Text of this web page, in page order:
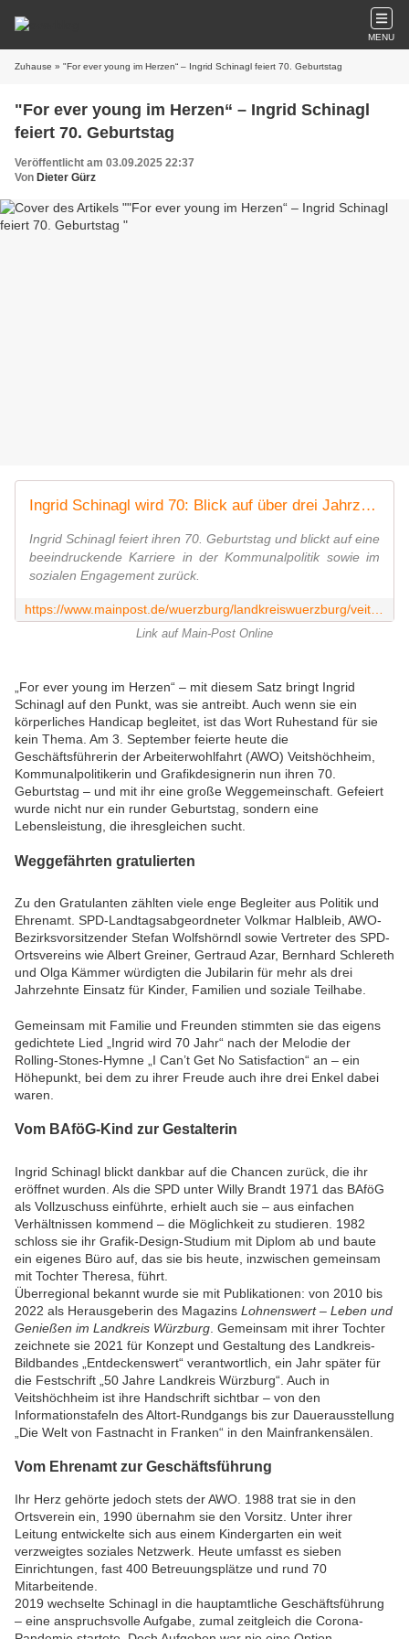
MENU
Zuhause » "For ever young im Herzen“ – Ingrid Schinagl feiert 70. Geburtstag
"For ever young im Herzen“ – Ingrid Schinagl
feiert 70. Geburtstag
Veröffentlicht am 03.09.2025 22:37
Von Dieter Gürz
Ingrid Schinagl wird 70: Blick auf über drei Jahrzehnte Engagement für politische und soziale Belange in Veitshöchheim
Ingrid Schinagl feiert ihren 70. Geburtstag und blickt auf eine
beeindruckende Karriere in der Kommunalpolitik sowie im
sozialen Engagement zurück.
Link auf Main-Post Online
„For ever young im Herzen“ – mit diesem Satz bringt Ingrid
Schinagl auf den Punkt, was sie antreibt. Auch wenn sie ein
körperliches Handicap begleitet, ist das Wort Ruhestand für sie
kein Thema. Am 3. September feierte heute die
Geschäftsführerin der Arbeiterwohlfahrt (AWO) Veitshöchheim,
Kommunalpolitikerin und Grafikdesignerin nun ihren 70.
Geburtstag – und mit ihr eine große Weggemeinschaft. Gefeiert
wurde nicht nur ein runder Geburtstag, sondern eine
Lebensleistung, die ihresgleichen sucht.
Weggefährten gratulierten
Zu den Gratulanten zählten viele enge Begleiter aus Politik und
Ehrenamt. SPD-Landtagsabgeordneter Volkmar Halbleib, AWO-
Bezirksvorsitzender Stefan Wolfshörndl sowie Vertreter des SPD-
Ortsvereins wie Albert Greiner, Gertraud Azar, Bernhard Schlereth
und Olga Kämmer würdigten die Jubilarin für mehr als drei
Jahrzehnte Einsatz für Kinder, Familien und soziale Teilhabe.
Gemeinsam mit Familie und Freunden stimmten sie das eigens
gedichtete Lied „Ingrid wird 70 Jahr“ nach der Melodie der
Rolling-Stones-Hymne „I Can’t Get No Satisfaction“ an – ein
Höhepunkt, bei dem zu ihrer Freude auch ihre drei Enkel dabei
waren.
Vom BAföG-Kind zur Gestalterin
Ingrid Schinagl blickt dankbar auf die Chancen zurück, die ihr
eröffnet wurden. Als die SPD unter Willy Brandt 1971 das BAföG
als Vollzuschuss einführte, erhielt auch sie – aus einfachen
Verhältnissen kommend – die Möglichkeit zu studieren. 1982
schloss sie ihr Grafik-Design-Studium mit Diplom ab und baute
ein eigenes Büro auf, das sie bis heute, inzwischen gemeinsam
mit Tochter Theresa, führt.
Überregional bekannt wurde sie mit Publikationen: von 2010 bis
2022 als Herausgeberin des Magazins Lohnenswert – Leben und
Genießen im Landkreis Würzburg . Gemeinsam mit ihrer Tochter
zeichnete sie 2021 für Konzept und Gestaltung des Landkreis-
Bildbandes „Entdeckenswert“ verantwortlich, ein Jahr später für
die Festschrift „50 Jahre Landkreis Würzburg“. Auch in
Veitshöchheim ist ihre Handschrift sichtbar – von den
Informationstafeln des Altort-Rundgangs bis zur Dauerausstellung
„Die Welt von Fastnacht in Franken“ in den Mainfrankensälen.
Vom Ehrenamt zur Geschäftsführung
Ihr Herz gehörte jedoch stets der AWO. 1988 trat sie in den
Ortsverein ein, 1990 übernahm sie den Vorsitz. Unter ihrer
Leitung entwickelte sich aus einem Kindergarten ein weit
verzweigtes soziales Netzwerk. Heute umfasst es sieben
Einrichtungen, fast 400 Betreuungsplätze und rund 70
Mitarbeitende.
2019 wechselte Schinagl in die hauptamtliche Geschäftsführung
– eine anspruchsvolle Aufgabe, zumal zeitgleich die Corona-